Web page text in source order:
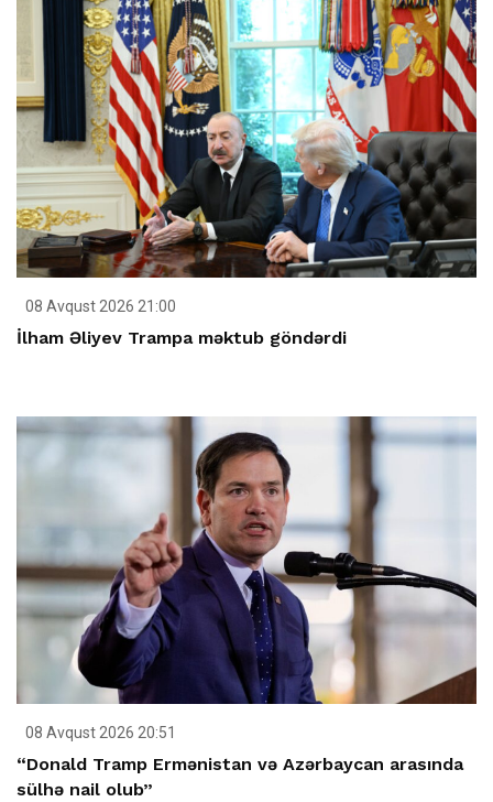
08 Avqust 2026 21:00
İlham Əliyev Trampa məktub göndərdi
08 Avqust 2026 20:51
“Donald Tramp Ermənistan və Azərbaycan arasında
sülhə nail olub”